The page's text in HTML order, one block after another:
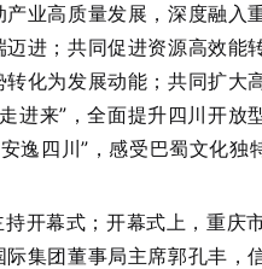
业高质量发展，深度融入
进；共同促进资源高效能
化为发展动能；共同扩大
进来”，全面提升四川开
逸四川”，感受巴蜀文化
开幕式；开幕式上，重庆
集团董事局主席郭孔丰，